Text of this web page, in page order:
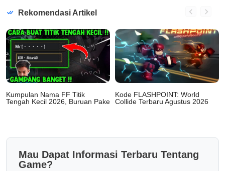
Rekomendasi Artikel
Kumpulan Nama FF Titik
Tengah Kecil 2026, Buruan Pake
Kode FLASHPOINT: World
Collide Terbaru Agustus 2026
Mau Dapat Informasi Terbaru Tentang
Game?